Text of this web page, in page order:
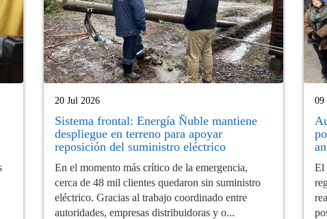
20 Jul 2026
Sistema frontal: Energía Ñuble mantiene
despliegue en terreno para apoyar
reposición del suministro eléctrico
En el momento más crítico de la emergencia,
cerca de 48 mil clientes quedaron sin suministro
eléctrico. Gracias al trabajo coordinado entre
autoridades, empresas distribuidoras y o...
09
El